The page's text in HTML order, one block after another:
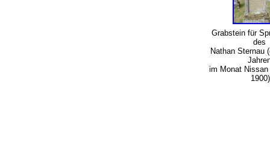
Grabstein für
des
Nathan Sternau
im Monat Nissan
1900)